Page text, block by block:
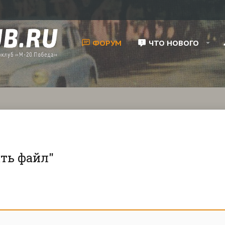
ФОРУМ ЧТО НОВОГО
файл"